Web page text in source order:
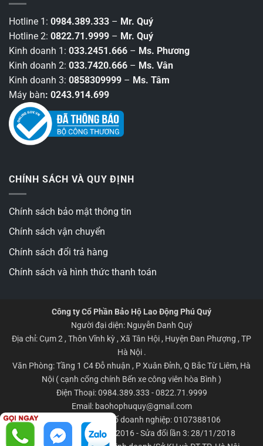
Hotline 1: 0984.389.333 – Mr. Quý
Hotline 2: 0822.71.9999 – Mr. Quý
Kinh doanh 1: 033.2451.666 – Ms. Phương
Kinh doanh 2: 033.7420.666 – Ms. Vân
Kinh doanh 3: 0858309999 – Ms. Tâm
Máy bàn: 0243.914.699
CHÍNH SÁCH VÀ QUY ĐỊNH
Chính sách bảo mật thông tin
Chính sách vận chuyển
Chính sách đổi trả hàng
Chính sách và hình thức thanh toán
Công ty Cổ Phần Bảo Hộ Lao Động Phú Quý
Người đại diện: Nguyễn Danh Quý
Địa chỉ: Cụm 2 , Thôn Vĩnh kỳ , Xã Tân Hội , Huyện Đan Phượng , TP
Hà Nội .
Văn Phòng: Tầng 1 C4 Đỗ nhuận , P Xuân Đỉnh, Q Bắc Từ Liêm, Hà
Nội ( cạnh cổng chính Bến xe công viên hòa Bình )
Điện Thoại: 0984.389.333 - 0822.71.9999
Email: baohophuquy@gmail.com
Giấy CNĐKKD/Mã số doanh nghiệp: 0107388106
Đăng ký lần đầu: 06/04/2016 - Sửa đổi lần 3: 28/11/2018